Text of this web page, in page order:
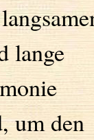
lange
um den